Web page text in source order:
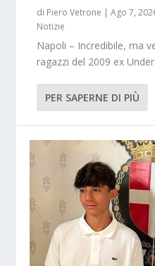
di Piero Vetrone |Ago 7,
Notizie
Napoli – Incredibile, ma
ragazzi del 2009 ex
PER SAPERNE DI PIÙ